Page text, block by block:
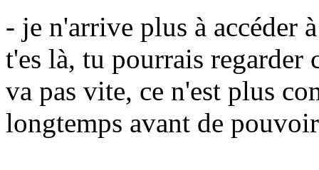
- je n'arrive plus à accéder
t'es là, tu pourrais regarder
va pas vite, ce n'est plus
longtemps avant de